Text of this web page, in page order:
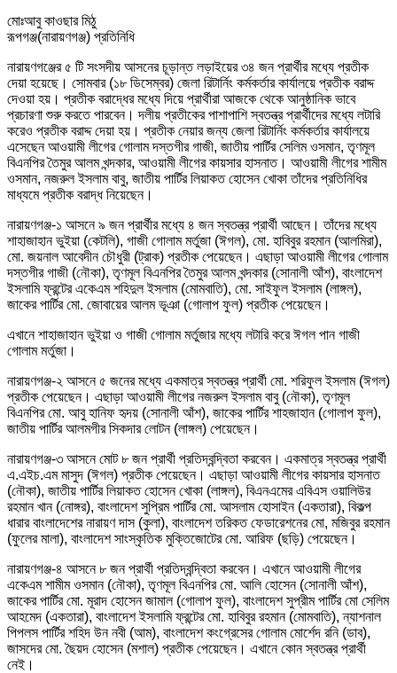
মোঃআবু কাওছার মিঠু
রূপগঞ্জ(নারায়ণগঞ্জ) প্রতিনিধি
নারায়ণগঞ্জের ৫ টি সংসদীয় আসনের চূড়ান্ত লড়াইয়ের ৩৪ জন প্রার্থীর মধ্যে প্রতীক
দেয়া হয়েছে। সোমবার (১৮ ডিসেম্বর) জেলা রিটার্নিং কর্মকর্তার কার্যালয়ে প্রতীক বরাদ্দ
দেওয়া হয়। প্রতীক বরাদ্ধের মধ্যে দিয়ে প্রার্থীরা আজকে থেকে আনুষ্ঠানিক ভাবে
প্রচারণা শুরু করতে পারবেন। দলীয় প্রতীকের পাশাপাশি স্বতন্ত্র প্রার্থীদের মধ্যে লটারি
করেও প্রতীক বরাদ্দ দেয়া হয়। প্রতীক নেয়ার জন্য জেলা রিটার্নিং কর্মকর্তার কার্যালয়ে
এসেছেন আওয়ামী লীগের গোলাম দস্তগীর গাজী, জাতীয় পার্টির সেলিম ওসমান, তৃণমূল
বিএনপির তৈমুর আলম খন্দকার, আওয়ামী লীগের কায়সার হাসনাত। আওয়ামী লীগের শামীম
ওসমান, নজরুল ইসলাম বাবু, জাতীয় পার্টির লিয়াকত হোসেন খোকা তাঁদের প্রতিনিধির
মাধ্যমে প্রতীক বরাদ্ধ নিয়েছেন।
নারায়ণগঞ্জ-১ আসনে ৯ জন প্রার্থীর মধ্যে ৪ জন স্বতন্ত্র প্রার্থী আছেন। তাঁদের মধ্যে
শাহাজাহান ভুইয়া (কেটলি), গাজী গোলাম মর্তুজা (ঈগল), মো. হাবিবুর রহমান (আলমিরা),
মো. জয়নাল আবেদীন চৌধুরী (ট্রাক) প্রতীক পেয়েছেন। এছাড়া আওয়ামী লীগের গোলাম
দস্তগীর গাজী (নৌকা), তৃণমূল বিএনপির তৈমুর আলম খন্দকার (সোনালী আঁশ), বাংলাদেশ
ইসলামি ফ্রন্টের একেএম শহিদুল ইসলাম (মোমবাতি), মো. সাইফুল ইসলাম (লাঙ্গল),
জাকের পার্টির মো. জোবায়ের আলম ভূঞা (গোলাপ ফুল) প্রতীক পেয়েছেন।
এখানে শাহাজাহান ভুইয়া ও গাজী গোলাম মর্তুজার মধ্যে লটারি করে ঈগল পান গাজী
গোলাম মর্তুজা।
নারায়ণগঞ্জ-২ আসনে ৫ জনের মধ্যে একমাত্র স্বতন্ত্র প্রার্থী মো. শরিফুল ইসলাম (ঈগল)
প্রতীক পেয়েছেন। এছাড়া আওয়ামী লীগের নজরুল ইসলাম বাবু (নৌকা), তৃণমূল
বিএনপির মো. আবু হানিফ হৃদয় (সোনালী আঁশ), জাকের পার্টির শাহজাহান (গোলাপ ফুল),
জাতীয় পার্টির আলমগীর সিকদার লোটন (লাঙ্গল) পেয়েছেন।
নারায়ণগঞ্জ-৩ আসনে মোট ৮ জন প্রার্থী প্রতিদ্বন্দ্বিতা করবেন। একমাত্র স্বতন্ত্র প্রার্থী
এ.এইচ.এম মাসুদ (ঈগল) প্রতীক পেয়েছেন। এছাড়া আওয়ামী লীগের কায়সার হাসনাত
(নৌকা), জাতীয় পার্টির লিয়াকত হোসেন খোকা (লাঙ্গল), বিএনএমের এবিএস ওয়ালিউর
রহমান খান (নোঙ্গর), বাংলাদেশ সুপ্রিম পার্টির মো. আসলাম হোসাইন (একতারা), বিকল্প
ধারার বাংলাদেশের নারায়ণ দাস (কুলা), বাংলাদেশ তরিকত ফেডারেশনের মো, মজিবুর রহমান
(ফুলের মালা), বাংলাদেশ সাংস্কৃতিক মুক্তিজোটের মো. আরিফ (ছড়ি) পেয়েছেন।
নারায়ণগঞ্জ-৪ আসনে ৮ জন প্রার্থী প্রতিদ্বন্দ্বিতা করবেন। এখানে আওয়ামী লীগের
একেএম শামীম ওসমান (নৌকা), তৃণমূল বিএনপির মো. আলি হোসেন (সোনালী আঁশ),
জাকের পার্টির মো. মূরাদ হোসেন জামাল (গোলাপ ফুল), বাংলাদেশ সুপ্রীম পার্টির মো সেলিম
আহমেদ (একতারা), বাংলাদেশ ইসলামি ফ্রন্টের মো. হাবিবুর রহমান (মোমবাতি), ন্যাশনাল
পিপলস পার্টির শহিদ উন নবী (আম), বাংলাদেশ কংগ্রেসের গোলাম মোর্শেদ রনি (ডাব),
জাসদের মো. ছৈয়দ হোসেন (মশাল) প্রতীক পেয়েছেন। এখানে কোন স্বতন্ত্র প্রার্থী
নেই।